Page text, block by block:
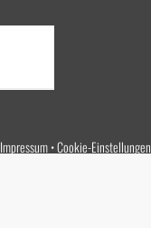
Impressum Cookie-Einstellungen